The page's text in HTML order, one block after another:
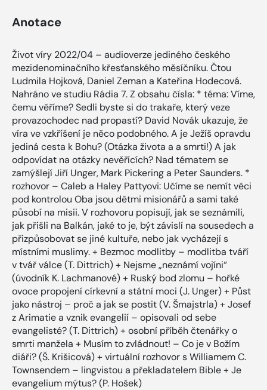
Anotace
Život víry 2022/04 – audioverze jediného českého
mezidenominačního křesťanského měsíčníku. Čtou
Ludmila Hojková, Daniel Zeman a Kateřina Hodecová.
Nahráno ve studiu Rádia 7. Z obsahu čísla: * téma: Víme,
čemu věříme? Sedli byste si do trakaře, který veze
provazochodec nad propastí? David Novák ukazuje, že
víra ve vzkříšení je něco podobného. A je Ježíš opravdu
jediná cesta k Bohu? (Otázka života a a smrti!) A jak
odpovídat na otázky nevěřících? Nad tématem se
zamýšlejí Jiří Unger, Mark Pickering a Peter Saunders. *
rozhovor – Caleb a Haley Pattyovi: Učíme se nemít věci
pod kontrolou Oba jsou dětmi misionářů a sami také
působí na misii. V rozhovoru popisují, jak se seznámili,
jak přišli na Balkán, jaké to je, být závislí na sousedech a
přizpůsobovat se jiné kultuře, nebo jak vycházejí s
místními muslimy. + Bezmoc modlitby – modlitba tváří
v tvář válce (T. Dittrich) + Nejsme „neznámí vojíni“
(úvodník K. Lachmanové) + Ruský bod zlomu – hořké
ovoce propojení církevní a státní moci (J. Unger) + Půst
jako nástroj – proč a jak se postit (V. Šmajstrla) + Josef
z Arimatie a vznik evangelií – opisovali od sebe
evangelisté? (T. Dittrich) + osobní příběh čtenářky o
smrti manžela + Musím to zvládnout! – Co je v Božím
diáři? (Š. Krišicová) + virtuální rozhovor s Williamem C.
Townsendem – lingvistou a překladatelem Bible + Je
evangelium mýtus? (P. Hošek)